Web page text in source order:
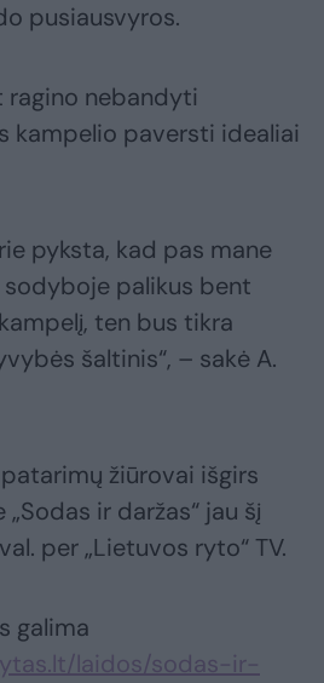
pusiausvyros.
nebandyti
kampelio paversti idealiai
pyksta, kad pas mane
palikus bent
ten bus tikra
šaltinis“, – sakė A.
žiūrovai išgirs
ir daržas“ jau šį
per „Lietuvos ryto“ TV.
galima
laidos/sodas-ir-